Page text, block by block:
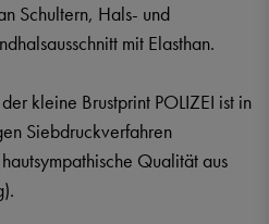
Schultern, Hals- und
mit Elasthan.
kleine Brustprint POLIZEI ist in
Siebdruckverfahren
Qualität aus